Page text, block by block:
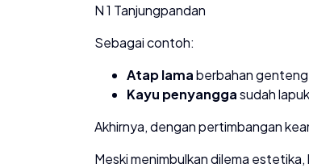
N 1 Tanjungpandan
Sebagai contoh:
Atap lamaberbahan
Kayu penyanggasudah
Akhirnya, dengan pertimbangan
Meski menimbulkan dilema